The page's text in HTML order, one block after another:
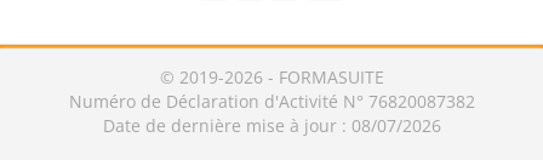
© 2019-2026 - FORMASUITE
Numéro de Déclaration d'Activité N° 76820087382
Date de dernière mise à jour : 08/07/2026